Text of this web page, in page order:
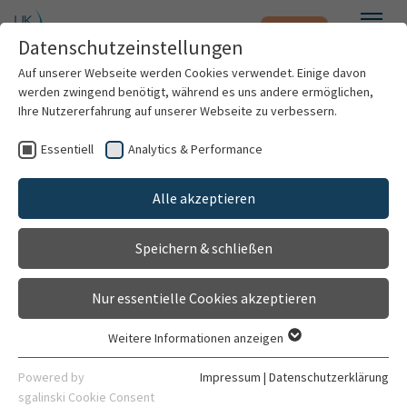
Zum Hauptinhalt springen Notfall
Patienten & Besucher
Kliniken & Institute
Forschung
Karriere
Prof. Dr. med. Ulrike Dapunt
Leitung
Myelom-Studienzentrale am Uniklinikum Heidelberg
Datenschutzeinstellungen
Auf unserer Webseite werden Cookies verwendet. Einige davon
werden zwingend benötigt, während es uns andere ermöglichen,
Ihre Nutzererfahrung auf unserer Webseite zu verbessern.
Essentiell Analytics & Performance
Alle akzeptieren
Speichern & schließen
Nur essentielle Cookies akzeptieren
Essentielle Cookies werden für grundlegende Funktionen der
Webseite benötigt. Dadurch ist gewährleistet, dass die
Weitere Informationen anzeigen
Powered by
sgalinski Cookie Consent
Impressum | Datenschutzerklärung